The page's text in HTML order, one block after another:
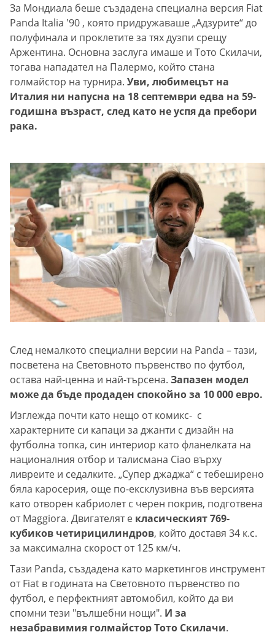
За Мондиала беше създадена специална версия Fiat
Panda Italia '90 , която придружаваше „Адзурите“ до
полуфинала и проклетите за тях дузпи срещу
Аржентина. Основна заслуга имаше и Тото Скилачи,
тогава нападател на Палермо, който стана
голмайстор на турнира. Уви, любимецът на
Италия ни напусна на 18 септември едва на 59-
годишна възраст, след като не успя да пребори
рака.
След немалкото специални версии на Panda – тази,
посветена на Световното първенство по футбол,
остава най-ценна и най-търсена. Запазен модел
може да бъде продаден спокойно за 10 000 евро.
Изглежда почти като нещо от комикс- с
характерните си капаци за джанти с дизайн на
футболна топка, син интериор като фланелката на
националния отбор и талисмана Ciao върху
ливреите и седалките. „Супер джаджа“ с тебеширено
бяла каросерия, още по-ексклузивна във версията
като отворен кабриолет с черен покрив, подготвена
от Maggiora. Двигателят е класическият 769-
кубиков четирицилиндров, който доставя 34 к.с.
за максимална скорост от 125 км/ч.
Тази Panda, създадена като маркетингов инструмент
от Fiat в годината на Световното първенство по
футбол, е перфектният автомобил, който да ви
спомни тези "вълшебни нощи". И за
незабравимия голмайстор Тото Скилачи.